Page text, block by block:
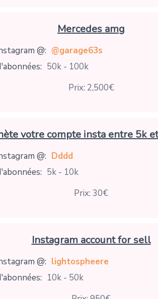
Mercedes amg
@: @garage63s
50k - 100k
Prix: 2,500€
votre compte insta entre 5k
@: Dddd
5k - 10k
Prix: 30€
Instagram account for sell
@: lightospheere
10k - 50k